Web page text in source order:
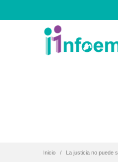
Inicio La justicia no puede